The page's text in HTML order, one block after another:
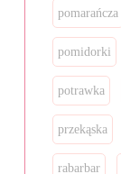
pomarańcza
pomidorki
potrawka
przekąska
rabarbar